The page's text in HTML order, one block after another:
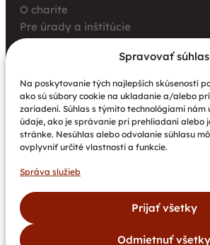
Spravovať súhlas
Na poskytovanie tých najlepších skúseností
ako sú súbory cookie na ukladanie a/alebo
zariadení. Súhlas s týmito technológiami
údaje, ako je správanie pri prehliadaní alebo
stránke. Nesúhlas alebo odvolanie súhlasu
ovplyvniť určité vlastnosti a funkcie.
Správa služieb
Prijať všetky
Odmietnuť všetky
O charite
Pre úrady a inštitúcie
Farské charity
Aktuality
Charita bez hraníc: Stretnutie
charity a Krakowskej arcidiecéznej
nové pohľady na fundraising aj
Nové petangové ihrisko prináša
pohyb a komunitu
tretích krajín vrátane migrantov“